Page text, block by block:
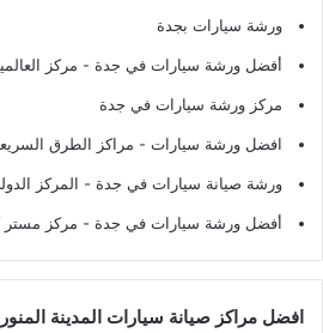
ورشة سيارات بجدة
أفضل ورشة سيارات في جدة - مركز
مركز ورشة سيارات في جدة
افضل ورشة سيارات - مراكز الطرق
ورشة صيانة سيارات في جدة - المركز
أفضل ورشة سيارات في جدة - مركز مستر
افضل مراكز صيانة سيارات المدينة